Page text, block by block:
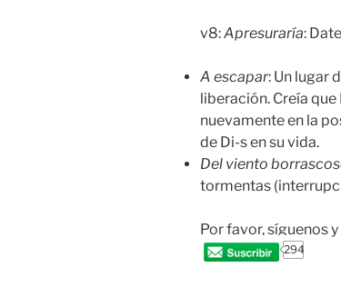
v8:Apresuraría:
A escapar: Un lugar
liberación. Creía
nuevamente en la
de Di-s en su vida.
Del viento
tormentas
Por favor, síguenos
294